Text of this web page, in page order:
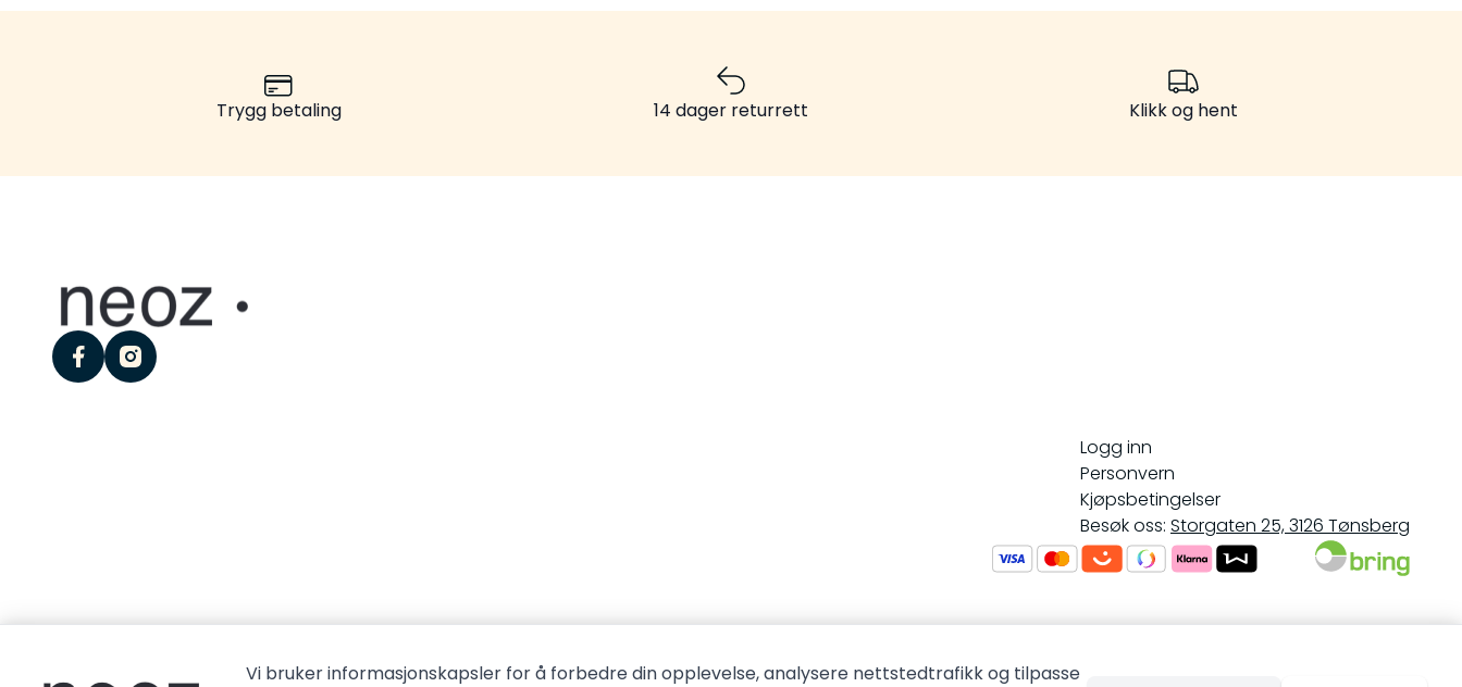
Trygg betaling 14 dager returrett Klikk og hent
facebookinstagram
Logg inn
Personvern
Kjøpsbetingelser
Besøk oss: Storgaten 25, 3126 Tønsberg
Vi bruker informasjonskapsler for å forbedre din opplevelse, analysere nettstedtrafikk og tilpasse